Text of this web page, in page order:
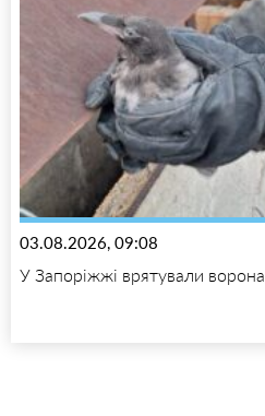
03.08.2026, 09:08
У Запоріжжі врятували ворона